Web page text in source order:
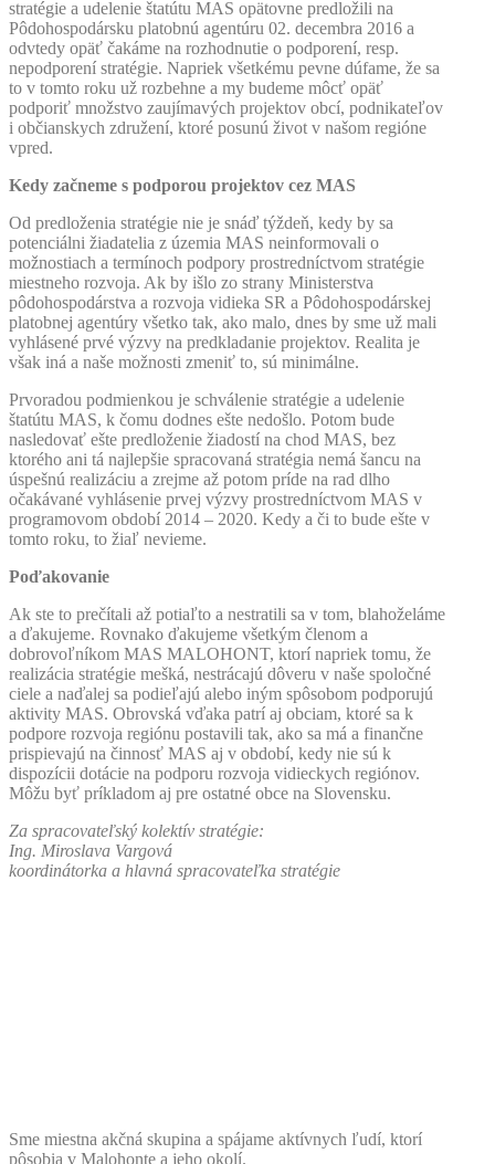
stratégie a udelenie štatútu MAS opätovne predložili na
Pôdohospodársku platobnú agentúru 02. decembra 2016 a
odvtedy opäť čakáme na rozhodnutie o podporení, resp.
nepodporení stratégie. Napriek všetkému pevne dúfame, že sa
to v tomto roku už rozbehne a my budeme môcť opäť
podporiť množstvo zaujímavých projektov obcí, podnikateľov
i občianskych združení, ktoré posunú život v našom regióne
vpred.
Kedy začneme s podporou projektov cez MAS
Od predloženia stratégie nie je snáď týždeň, kedy by sa
potenciálni žiadatelia z územia MAS neinformovali o
možnostiach a termínoch podpory prostredníctvom stratégie
miestneho rozvoja. Ak by išlo zo strany Ministerstva
pôdohospodárstva a rozvoja vidieka SR a Pôdohospodárskej
platobnej agentúry všetko tak, ako malo, dnes by sme už mali
vyhlásené prvé výzvy na predkladanie projektov. Realita je
však iná a naše možnosti zmeniť to, sú minimálne.
Prvoradou podmienkou je schválenie stratégie a udelenie
štatútu MAS, k čomu dodnes ešte nedošlo. Potom bude
nasledovať ešte predloženie žiadostí na chod MAS, bez
ktorého ani tá najlepšie spracovaná stratégia nemá šancu na
úspešnú realizáciu a zrejme až potom príde na rad dlho
očakávané vyhlásenie prvej výzvy prostredníctvom MAS v
programovom období 2014 – 2020. Kedy a či to bude ešte v
tomto roku, to žiaľ nevieme.
Poďakovanie
Ak ste to prečítali až potiaľto a nestratili sa v tom, blahoželáme
a ďakujeme. Rovnako ďakujeme všetkým členom a
dobrovoľníkom MAS MALOHONT, ktorí napriek tomu, že
realizácia stratégie mešká, nestrácajú dôveru v naše spoločné
ciele a naďalej sa podieľajú alebo iným spôsobom podporujú
aktivity MAS. Obrovská vďaka patrí aj obciam, ktoré sa k
podpore rozvoja regiónu postavili tak, ako sa má a finančne
prispievajú na činnosť MAS aj v období, kedy nie sú k
dispozícii dotácie na podporu rozvoja vidieckych regiónov.
Môžu byť príkladom aj pre ostatné obce na Slovensku.
Za spracovateľský kolektív stratégie:
Ing. Miroslava Vargová
koordinátorka a hlavná spracovateľka stratégie
Sme miestna akčná skupina a spájame aktívnych ľudí, ktorí
pôsobia v Malohonte a jeho okolí.